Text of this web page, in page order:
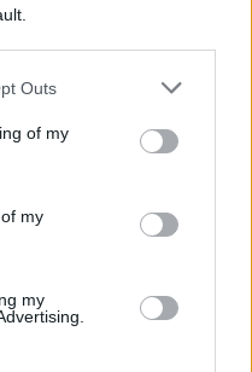
Outs
of my
my
my
invece di
della didattica,
in Parlamento una
per garantire
e delle
tagliati 8 miliardi di
circa il 6%